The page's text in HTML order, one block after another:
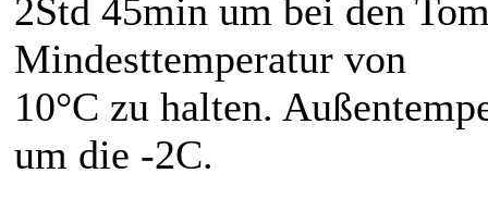
2Std 45min um bei den
Mindesttemperatur von
10°C zu halten.
um die -2C.